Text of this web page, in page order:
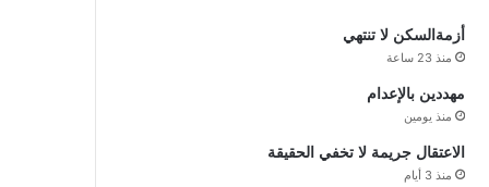
أزمةالسكن لا تنتهي
منذ 23 ساعة
مهددين بالإعدام
منذ يومين
الاعتقال جريمة لا تخفي الحقيقة
منذ 3 أيام